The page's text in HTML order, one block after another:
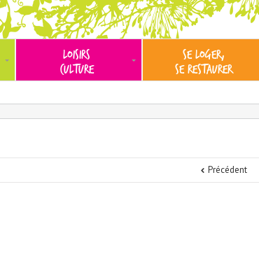
LOISIRS
CULTURE
SE LOGER,
SE RESTAURER
Précédent